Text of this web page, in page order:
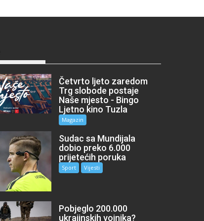
Četvrto ljeto zaredom
Trg slobode postaje
Naše mjesto - Bingo
Ljetno kino Tuzla
Magazin
Sudac sa Mundijala
dobio preko 6.000
prijetećih poruka
Sport Vijesti
Pobjeglo 200.000
ukrajinskih vojnika?